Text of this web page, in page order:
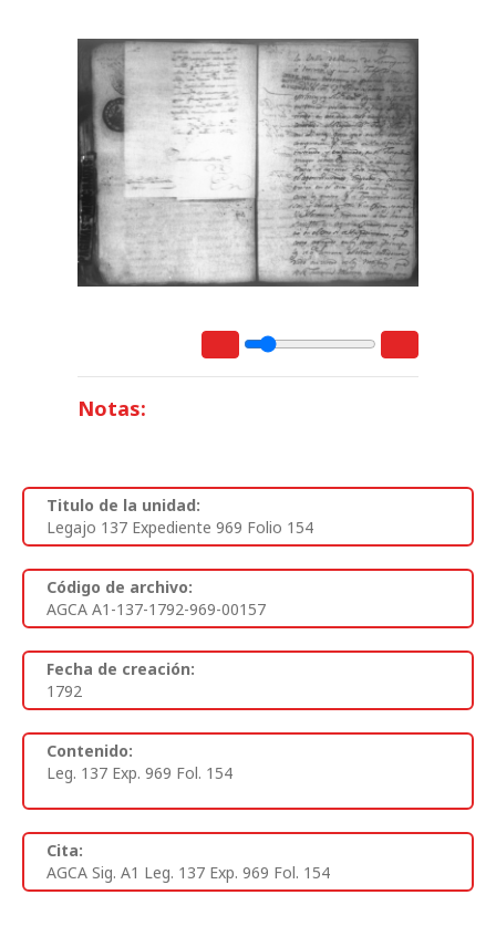
Notas:
Titulo de la unidad:
Legajo 137 Expediente 969 Folio 154
Código de archivo:
AGCA A1-137-1792-969-00157
Fecha de creación:
1792
Contenido:
Leg. 137 Exp. 969 Fol. 154
Cita:
AGCA Sig. A1 Leg. 137 Exp. 969 Fol. 154